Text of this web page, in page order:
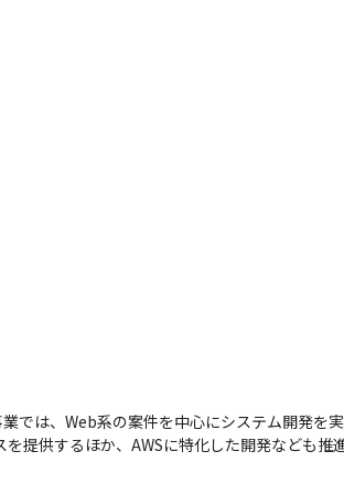
では、Web系の案件を中心にシステム開発を
提供するほか、AWSに特化した開発なども